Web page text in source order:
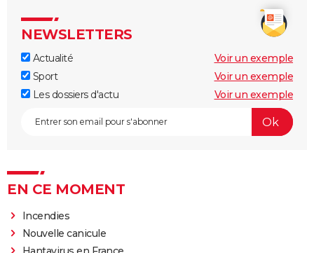
NEWSLETTERS
Actualité
Voir un exemple
Sport
Voir un exemple
Les dossiers d'actu
Voir un exemple
EN CE MOMENT
Incendies
Nouvelle canicule